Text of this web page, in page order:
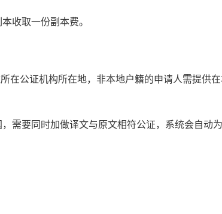
收取一份副本费。
在公证机构所在地，非本地户籍的申请人需提供
需要同时加做译文与原文相符公证，系统会自动